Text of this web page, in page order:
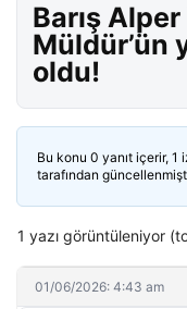
Barış
Müldür’ün
oldu!
Bu konu 0 yanıt içerir, 1
tarafından
1 yazı görüntüleniyor
01/06/2026: 4:43 am